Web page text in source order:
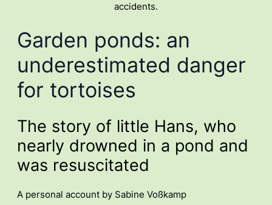
accidents.
Garden ponds: an
underestimated danger
for tortoises
The story of little Hans, who
nearly drowned in a pond and
was resuscitated
A personal account by Sabine Voßkamp